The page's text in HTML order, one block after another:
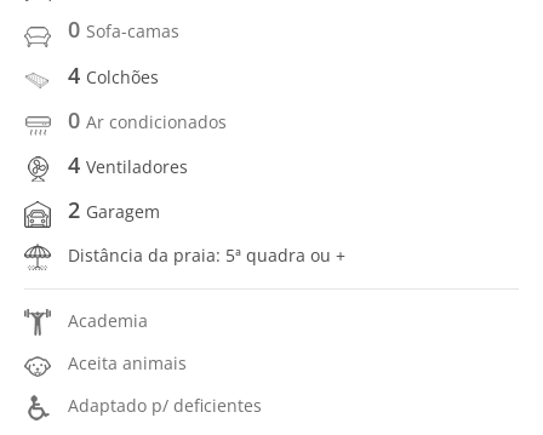
0 Sofa-camas
4 Colchões
0 Ar condicionados
4 Ventiladores
2 Garagem
Distância da praia: 5ª quadra ou +
Academia
Aceita animais
Adaptado p/ deficientes